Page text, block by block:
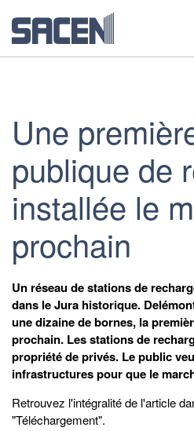
Une
publique de
installée le
prochain
Un réseau de stations de
dans le Jura historique.
une dizaine de bornes, la
prochain. Les stations de
propriété de privés. Le public
infrastructures pour que le
Retrouvez l'intégralité de l'article
"Téléchargement".